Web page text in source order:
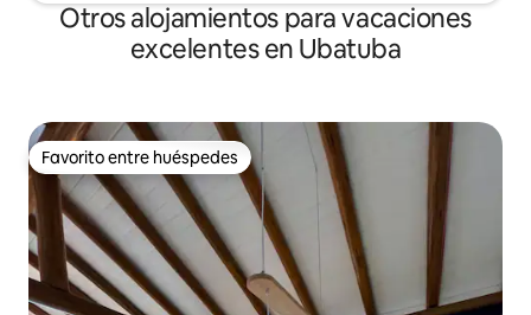
Otros alojamientos para vacaciones
excelentes en Ubatuba
Favorito entre huéspedes
Favorito entre huéspedes